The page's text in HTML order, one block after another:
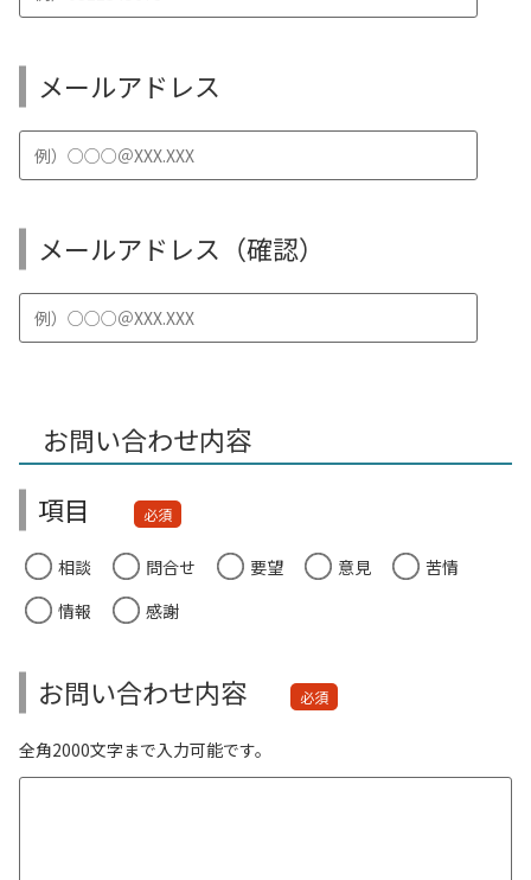
メールアドレス
メールアドレス（確認）
お問い合わせ内容
必須
相談 問合せ 要望 意見
苦情
情報
感謝
お問い合わせ内容 必須
全角2000文字まで入力可能です。